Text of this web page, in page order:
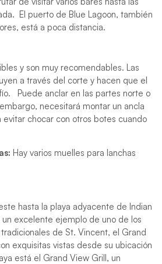
El puerto de Blue Lagoon, también
está a poca distancia.
y son muy recomendables. Las
a través del corte y hacen que el
Puede anclar en las partes norte o
necesitará montar un ancla
evitar chocar con otros botes cuando
Hay varios muelles para lanchas
hasta la playa adyacente de Indian
un excelente ejemplo de uno de los
de St. Vincent, el Grand
exquisitas vistas desde su ubicación
está el Grand View Grill, un